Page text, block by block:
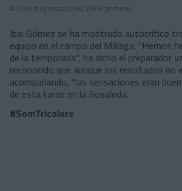
Aún no hay reacciones. ¡Sé el primero!
Ibai Gómez se ha mostrado autocrítico
equipo en el campo del Málaga. "Hemos
de la temporada", ha dicho el preparador
reconocido que aunque los resultados no
acompañando, "las sensaciones eran
de esta tarde en la Rosaleda.
#SomTricolors